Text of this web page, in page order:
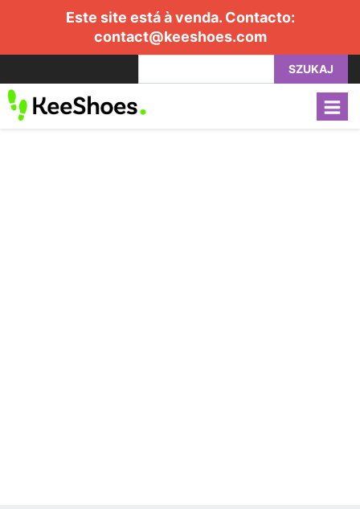
Este site está à venda. Contacto:
contact@keeshoes.com
SZUKAJ